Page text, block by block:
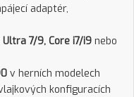
adaptér,
7/9, Core i7/i9 nebo
v herních modelech
konfiguracích